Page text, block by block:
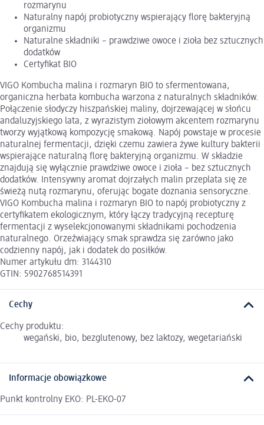
rozmarynu
Naturalny napój probiotyczny wspierający florę bakteryjną
organizmu
Naturalne składniki – prawdziwe owoce i zioła bez sztucznych
dodatków
Certyfikat BIO
VIGO Kombucha malina i rozmaryn BIO to sfermentowana,
organiczna herbata kombucha warzona z naturalnych składników.
Połączenie słodyczy hiszpańskiej maliny, dojrzewającej w słońcu
andaluzyjskiego lata, z wyrazistym ziołowym akcentem rozmarynu
tworzy wyjątkową kompozycję smakową. Napój powstaje w procesie
naturalnej fermentacji, dzięki czemu zawiera żywe kultury bakterii
wspierające naturalną florę bakteryjną organizmu. W składzie
znajdują się wyłącznie prawdziwe owoce i zioła – bez sztucznych
dodatków. Intensywny aromat dojrzałych malin przeplata się ze
świeżą nutą rozmarynu, oferując bogate doznania sensoryczne.
VIGO Kombucha malina i rozmaryn BIO to napój probiotyczny z
certyfikatem ekologicznym, który łączy tradycyjną recepturę
fermentacji z wyselekcjonowanymi składnikami pochodzenia
naturalnego. Orzeźwiający smak sprawdza się zarówno jako
codzienny napój, jak i dodatek do posiłków.
Numer artykułu dm: 3144310
GTIN: 5902768514391
Cechy
Cechy produktu:
wegański, bio, bezglutenowy, bez laktozy, wegetariański
Informacje obowiązkowe
Punkt kontrolny EKO: PL-EKO-07